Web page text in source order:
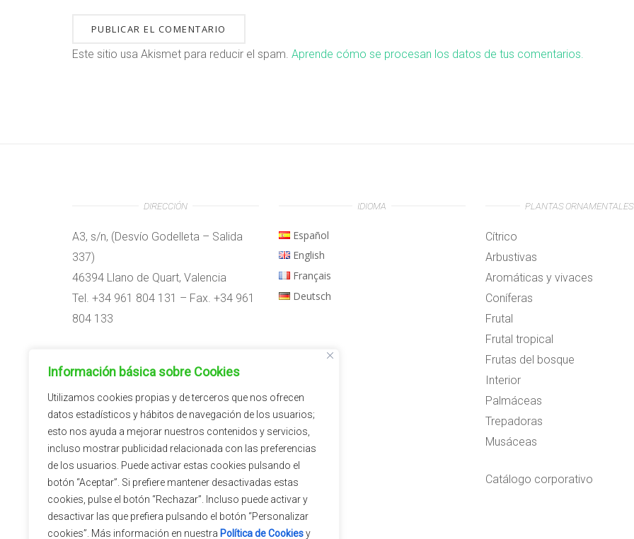
Información básica sobre Cookies
Utilizamos cookies propias y de terceros que nos ofrecen
datos estadísticos y hábitos de navegación de los usuarios;
esto nos ayuda a mejorar nuestros contenidos y servicios,
incluso mostrar publicidad relacionada con las preferencias
de los usuarios. Puede activar estas cookies pulsando el
botón “Aceptar”. Si prefiere mantener desactivadas estas
cookies, pulse el botón “Rechazar”. Incluso puede activar y
desactivar las que prefiera pulsando el botón “Personalizar
cookies”. Más información en nuestra Política de Cookiesy
Este sitio usa Akismet para reducir el spam. Aprende cómo se procesan los datos de tus comentarios.
DIRECCIÓN
A3, s/n, (Desvío Godelleta – Salida
337)
46394 Llano de Quart, Valencia
Tel. +34 961 804 131 – Fax. +34 961
804 133
09:00h – 14:00h
15:00h – 18:00h
IDIOMA
Español
English
Français
Deutsch
PLANTAS ORNAMENTALES
Cítrico
Arbustivas
Aromáticas y vivaces
Coníferas
Frutal
Frutal tropical
Frutas del bosque
Interior
Palmáceas
Trepadoras
Musáceas
Catálogo corporativo